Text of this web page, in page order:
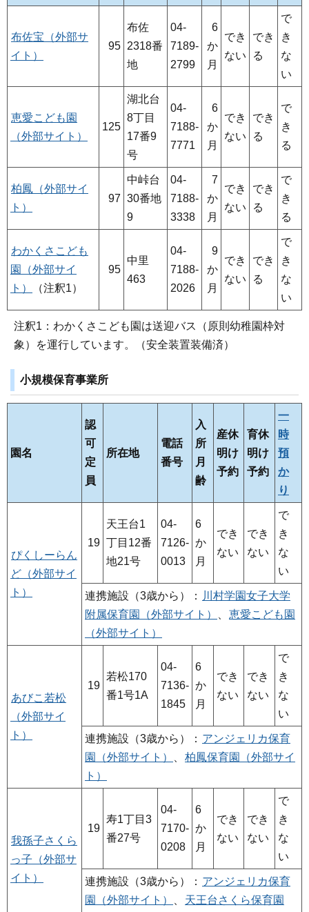
布佐宝（外部サ
イト）
95
布佐
2318番
地
04-
7189-
2799
6
か
月
でき
ない
でき
る
で
き
な
い
恵愛こども園
（外部サイト）
125
湖北台
8丁目
17番9
号
04-
7188-
7771
6
か
月
でき
ない
でき
る
で
き
る
柏鳳（外部サイ
ト）
97
中峠台
30番地
9
04-
7188-
3338
7
か
月
でき
ない
でき
る
で
き
る
わかくさこども
園（外部サイ
ト）
（注釈1）
95
中里
463
04-
7188-
2026
9
か
月
でき
ない
でき
る
で
き
な
い
注釈1：わかくさこども園は送迎バス（原則幼稚園枠対
象）を運行しています。（安全装置装備済）
小規模保育事業所
園名
認
可
定
員
所在地
電話
番号
入
所
月
齢
産休
明け
予約
育休
明け
予約
一
時
預
か
り
ぴくしーらん
ど（外部サイ
ト）
19
天王台1
丁目12番
地21号
04-
7126-
0013
6
か
月
でき
ない
でき
ない
で
き
な
い
連携施設（3歳から）： 川村学園女子大学
附属保育園（外部サイト）
、 恵愛こども園
（外部サイト）
あびこ若松
（外部サイ
ト）
19
若松170
番1号1A
04-
7136-
1845
6
か
月
でき
ない
でき
ない
で
き
な
い
連携施設（3歳から）： アンジェリカ保育
園（外部サイト）
、 柏鳳保育園（外部サイ
ト）
我孫子さくら
っ子（外部サ
イト）
19
寿1丁目3
番27号
04-
7170-
0208
6
か
月
でき
ない
でき
ない
で
き
な
い
連携施設（3歳から）： アンジェリカ保育
園（外部サイト）
、
天王台さくら保育園